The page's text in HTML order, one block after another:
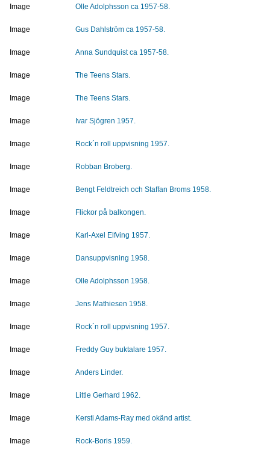
Image Olle Adolphsson ca 1957-58.
Image Gus Dahlström ca 1957-58.
Image Anna Sundquist ca 1957-58.
Image The Teens Stars.
Image The Teens Stars.
Image Ivar Sjögren 1957.
Image Rock´n roll uppvisning 1957.
Image Robban Broberg.
Image Bengt Feldtreich och Staffan Broms 1958.
Image Flickor på balkongen.
Image Karl-Axel Elfving 1957.
Image Dansuppvisning 1958.
Image Olle Adolphsson 1958.
Image Jens Mathiesen 1958.
Image Rock´n roll uppvisning 1957.
Image Freddy Guy buktalare 1957.
Image Anders Linder.
Image Little Gerhard 1962.
Image Kersti Adams-Ray med okänd artist.
Image Rock-Boris 1959.